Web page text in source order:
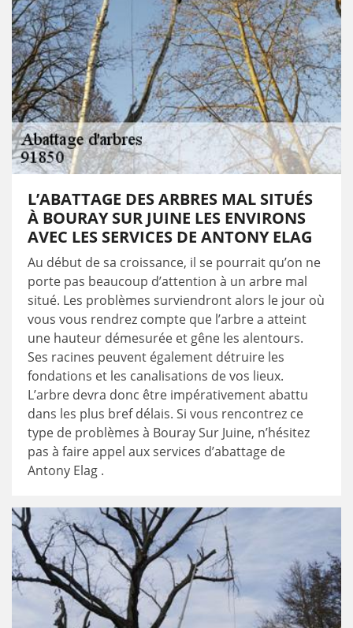
L’ABATTAGE DES ARBRES MAL SITUÉS
À BOURAY SUR JUINE LES ENVIRONS
AVEC LES SERVICES DE ANTONY ELAG
Au début de sa croissance, il se pourrait qu’on ne
porte pas beaucoup d’attention à un arbre mal
situé. Les problèmes surviendront alors le jour où
vous vous rendrez compte que l’arbre a atteint
une hauteur démesurée et gêne les alentours.
Ses racines peuvent également détruire les
fondations et les canalisations de vos lieux.
L’arbre devra donc être impérativement abattu
dans les plus bref délais. Si vous rencontrez ce
type de problèmes à Bouray Sur Juine, n’hésitez
pas à faire appel aux services d’abattage de
Antony Elag .